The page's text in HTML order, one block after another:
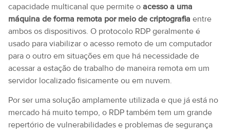
capacidade multicanal que permite o acesso a uma
máquina de forma remota por meio de criptografia entre
ambos os dispositivos. O protocolo RDP geralmente é
usado para viabilizar o acesso remoto de um computador
para o outro em situações em que há necessidade de
acessar a estação de trabalho de maneira remota em um
servidor localizado fisicamente ou em nuvem.
Por ser uma solução amplamente utilizada e que já está no
mercado há muito tempo, o RDP também tem um grande
repertório de vulnerabilidades e problemas de segurança